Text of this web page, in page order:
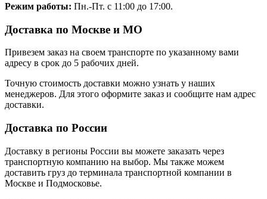
Режим работы: Пн.-Пт. с 11:00 до 17:00.
Доставка по Москве и МО
Привезем заказ на своем транспорте по указанному вами
адресу в срок до 5 рабочих дней.
Точную стоимость доставки можно узнать у наших
менеджеров. Для этого оформите заказ и сообщите нам адрес
доставки.
Доставка по России
Доставку в регионы России вы можете заказать через
транспортную компанию на выбор. Мы также можем
доставить груз до терминала транспортной компании в
Москве и Подмосковье.